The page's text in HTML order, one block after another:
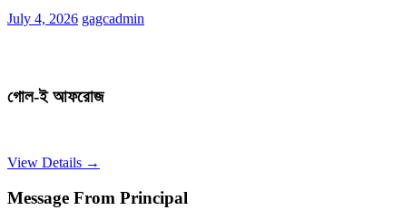
July 4, 2026 gagcadmin
গোল-ই আফরোজ
View Details →
Message From Principal